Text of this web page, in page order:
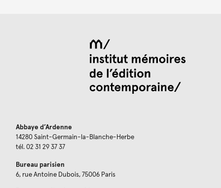
Abbaye d’Ardenne
14280 Saint-Germain-la-Blanche-Herbe
tél. 02 31 29 37 37
Bureau parisien
6, rue Antoine Dubois, 75006 Paris